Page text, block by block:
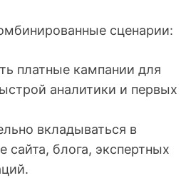
сценарии:
платные кампании для
аналитики и первых
вкладываться в
сайта, блога, экспертных